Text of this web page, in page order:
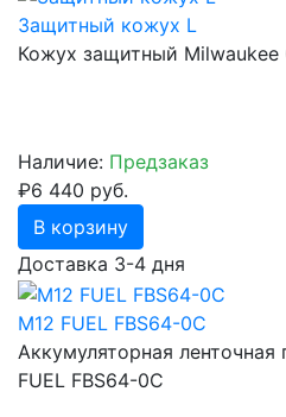
Защитный кожух L
Кожух защитный Milwaukee
Наличие: Предзаказ
₽6 440 руб.
В корзину
Доставка 3-4 дня
M12 FUEL FBS64-0C
Аккумуляторная ленточная
FUEL FBS64-0C